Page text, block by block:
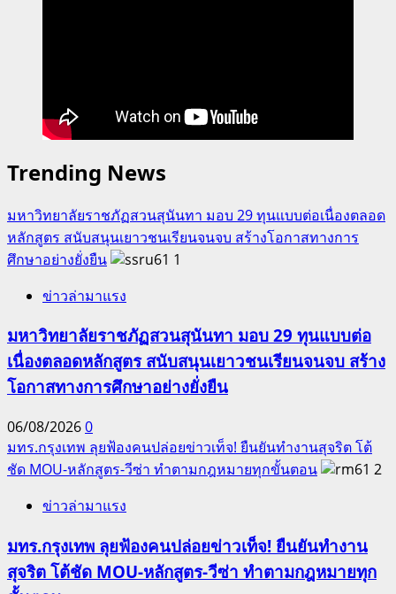
Trending News
มหาวิทยาลัยราชภัฏสวนสุนันทา มอบ 29 ทุนแบบต่อเนื่องตลอด
หลักสูตร สนับสนุนเยาวชนเรียนจนจบ สร้างโอกาสทางการ
ศึกษาอย่างยั่งยืน
1
ข่าวล่ามาแรง
มหาวิทยาลัยราชภัฏสวนสุนันทา มอบ 29 ทุนแบบต่อ
เนื่องตลอดหลักสูตร สนับสนุนเยาวชนเรียนจนจบ สร้าง
โอกาสทางการศึกษาอย่างยั่งยืน
06/08/20260
มทร.กรุงเทพ ลุยฟ้องคนปล่อยข่าวเท็จ! ยืนยันทำงานสุจริต โต้
ชัด MOU-หลักสูตร-วีซ่า ทำตามกฎหมายทุกขั้นตอน
2
ข่าวล่ามาแรง
มทร.กรุงเทพ ลุยฟ้องคนปล่อยข่าวเท็จ! ยืนยันทำงาน
สุจริต โต้ชัด MOU-หลักสูตร-วีซ่า ทำตามกฎหมายทุก